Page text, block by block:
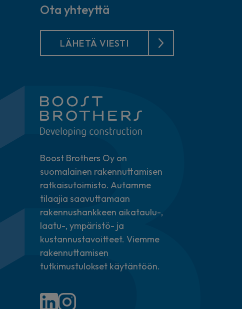
Boost Brothers Oy on
suomalainen rakennuttamisen
ratkaisutoimisto. Autamme
tilaajia saavuttamaan
rakennushankkeen aikataulu-,
laatu-, ympäristö- ja
kustannustavoitteet. Viemme
rakennuttamisen
tutkimustulokset käytäntöön.
Ota yhteyttä
LÄHETÄ VIESTI